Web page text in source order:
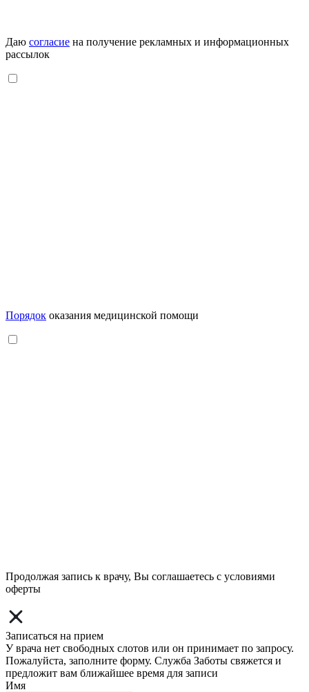
Даю согласие на получение рекламных и информационных
рассылок
Порядок оказания медицинской помощи
Продолжая запись к врачу, Вы соглашаетесь с условиями
оферты
Записаться на прием
У врача нет свободных слотов или он принимает по запросу.
Пожалуйста, заполните форму. Служба Заботы свяжется и
предложит вам ближайшее время для записи
Имя